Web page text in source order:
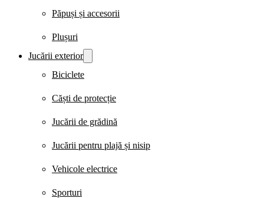
Păpuși și accesorii
Plușuri
Jucării exterior
Biciclete
Căști de protecție
Jucării de grădină
Jucării pentru plajă și nisip
Vehicole electrice
Sporturi